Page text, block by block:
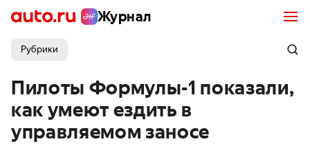
Журнал
Рубрики
Пилоты Формулы-1 показали,
как умеют ездить в
управляемом заносе